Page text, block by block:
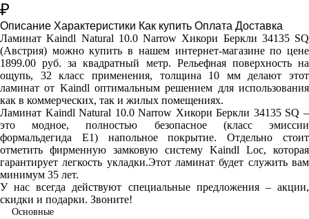
₽
Описание Характеристики Как купить Оплата Доставка
Ламинат Kaindl Natural 10.0 Narrow Хикори Беркли 34135 SQ
(Австрия) можно купить в нашем интернет-магазине по цене
1899.00 руб. за квадратный метр. Рельефная поверхность на
ощупь, 32 класс применения, толщина 10 мм делают этот
ламинат от Kaindl оптимальным решением для использования
как в коммерческих, так и жилых помещениях.
Ламинат Kaindl Natural 10.0 Narrow Хикори Беркли 34135 SQ –
это модное, полностью безопасное (класс эмиссии
формальдегида E1) напольное покрытие. Отдельно стоит
отметить фирменную замковую систему Kaindl Loc, которая
гарантирует легкость укладки.Этот ламинат будет служить вам
минимум 35 лет.
У нас всегда действуют специальные предложения – акции,
скидки и подарки. Звоните!
Основные